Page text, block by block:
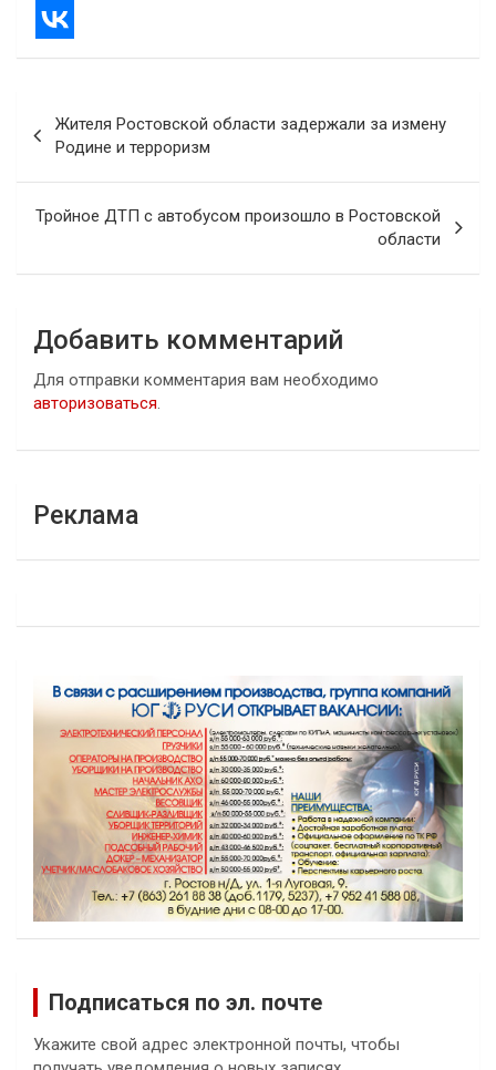
по
записям
Жителя Ростовской области задержали за измену
Родине и терроризм
Тройное ДТП с автобусом произошло в Ростовской
области
Добавить комментарий
Для отправки комментария вам необходимо
авторизоваться.
Реклама
Подписаться по эл. почте
Укажите свой адрес электронной почты, чтобы